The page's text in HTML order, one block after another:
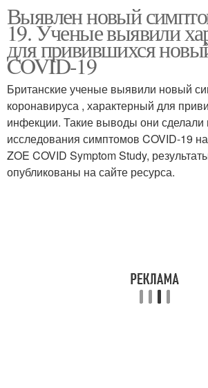
Выявлен новый
19. Ученые выявили
для привившихся
COVID-19
Британские ученые выявили новый
коронавируса , характерный для
инфекции. Такие выводы они
исследования симптомов COVID-19
ZOE COVID Symptom Study,
опубликованы на сайте ресурса.